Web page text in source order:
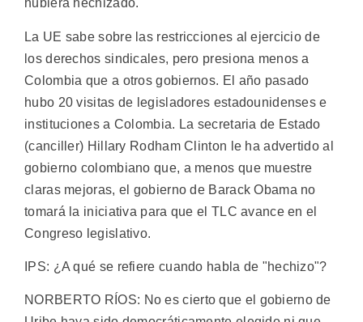
hubiera hechizado.
La UE sabe sobre las restricciones al ejercicio de
los derechos sindicales, pero presiona menos a
Colombia que a otros gobiernos. El año pasado
hubo 20 visitas de legisladores estadounidenses e
instituciones a Colombia. La secretaria de Estado
(canciller) Hillary Rodham Clinton le ha advertido al
gobierno colombiano que, a menos que muestre
claras mejoras, el gobierno de Barack Obama no
tomará la iniciativa para que el TLC avance en el
Congreso legislativo.
IPS: ¿A qué se refiere cuando habla de "hechizo"?
NORBERTO RÍOS: No es cierto que el gobierno de